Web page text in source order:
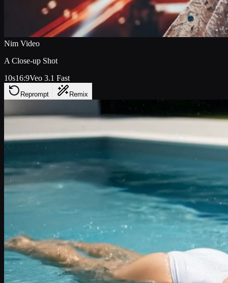
Nim Video
A Close-up Shot
10s16:9Veo 3.1 Fast
Reprompt Remix